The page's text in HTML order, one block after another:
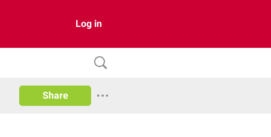
Log in
Share